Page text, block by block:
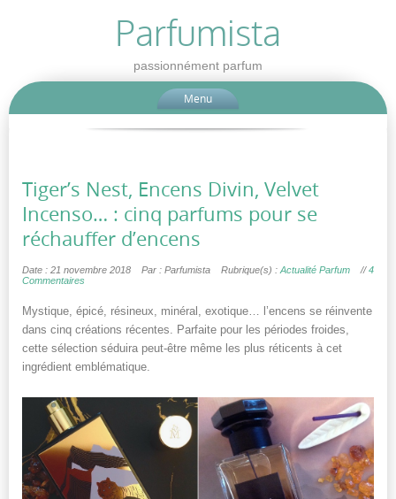
Parfumista
passionnément parfum
Menu
Tiger’s Nest, Encens Divin, Velvet
Incenso… : cinq parfums pour se
réchauffer d’encens
Date : 21 novembre 2018 Par : Parfumista Rubrique(s) :Actualité Parfum //4
Commentaires
Mystique, épicé, résineux, minéral, exotique… l’encens se réinvente
dans cinq créations récentes. Parfaite pour les périodes froides,
cette sélection séduira peut-être même les plus réticents à cet
ingrédient emblématique.